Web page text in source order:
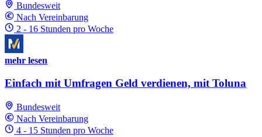
Bundesweit
Nach Vereinbarung
2 - 16 Stunden pro Woche
mehr lesen
Einfach mit Umfragen Geld verdienen, mit Toluna
Bundesweit
Nach Vereinbarung
4 - 15 Stunden pro Woche